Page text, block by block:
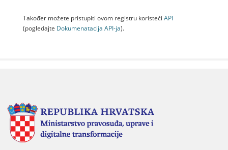
Također možete pristupiti ovom registru koristeći API
(pogledajte Dokumenаtаcijа API-jа).